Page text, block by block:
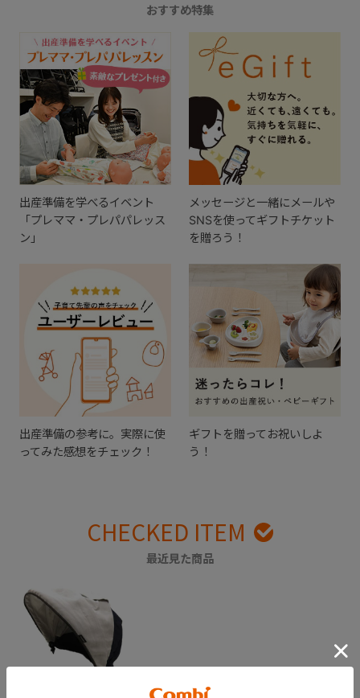
おすすめ特集
出産準備を学べるイベント
「プレママ・プレパパレッス
ン」
メッセージと一緒にメールや
SNSを使ってギフトチケット
を贈ろう！
出産準備の参考に。実際に使
ってみた感想をチェック！
ギフトを贈ってお祝いしよ
う！
CHECKED ITEM
最近見た商品